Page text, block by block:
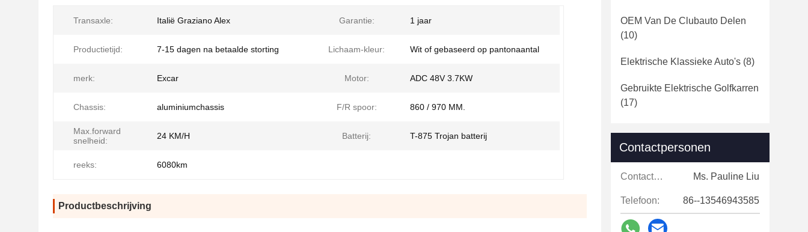
Transaxle: Italië Graziano Alex Garantie: 1 jaar
Productietijd: 7-15 dagen na betaalde storting Lichaam-kleur: Wit of gebaseerd op pantonaantal
merk: Excar Motor: ADC 48V 3.7KW
Chassis: aluminiumchassis F/R spoor: 860 / 970 MM.
Max.forward
snelheid:
24 KM/H Batterij: T-875 Trojan batterij
reeks: 6080km
Productbeschrijving
OEM Van De Clubauto Delen
(10)
Elektrische Klassieke Auto's (8)
Gebruikte Elektrische Golfkarren
(17)
Contactpersonen
Contactpersonen: Ms. Pauline Liu
Telefoon: 86--13546943585